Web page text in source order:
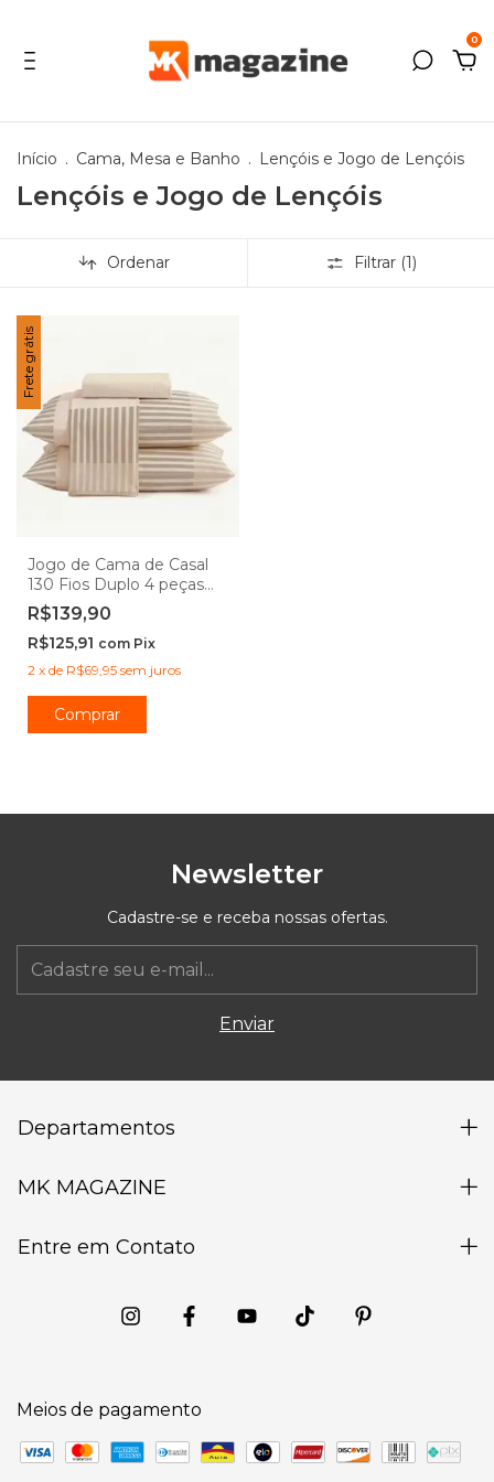
0
Início . Cama, Mesa e Banho . Lençóis e Jogo de Lençóis
Lençóis e Jogo de Lençóis
Ordenar Filtrar (1)
Frete grátis
Jogo de Cama de Casal
130 Fios Duplo 4 peças
Camesa
R$139,90
R$125,91 com Pix
2 x de R$69,95 sem juros
Comprar
Newsletter
Cadastre-se e receba nossas ofertas.
Departamentos
MK MAGAZINE
Entre em Contato
Meios de pagamento